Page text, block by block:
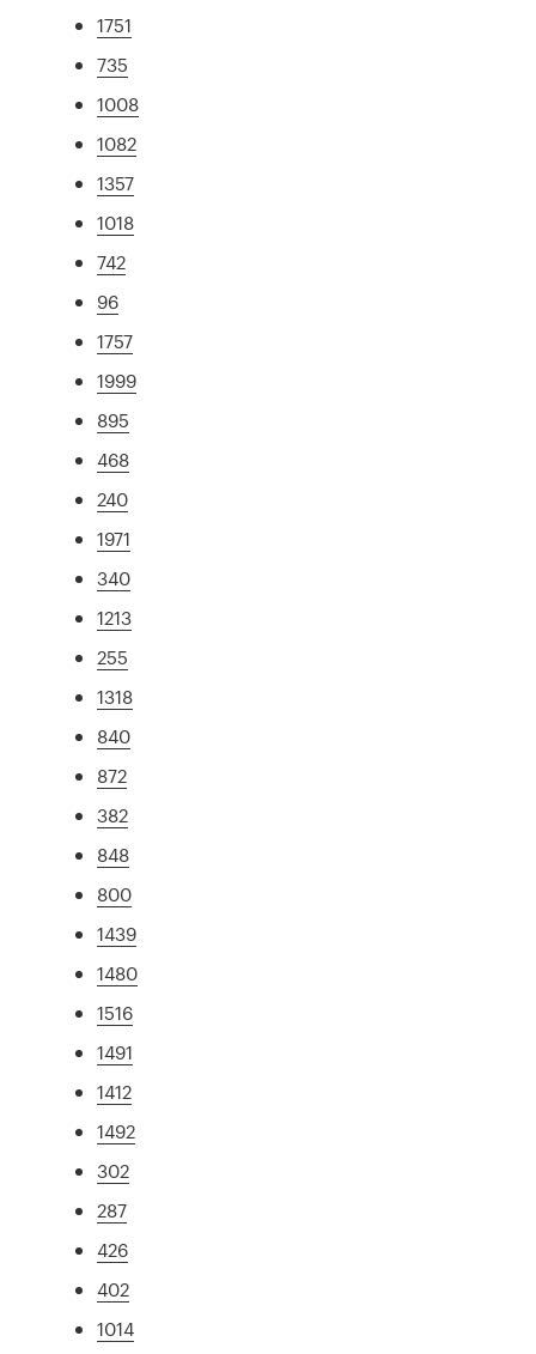
1751
735
1008
1082
1357
1018
742
96
1757
1999
895
468
240
1971
340
1213
255
1318
840
872
382
848
800
1439
1480
1516
1491
1412
1492
302
287
426
402
1014